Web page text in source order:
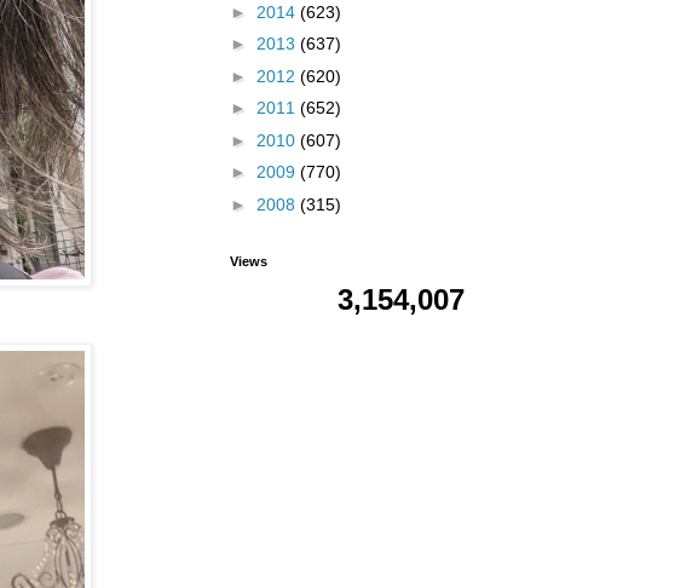
► 2014 (623)
► 2013 (637)
► 2012 (620)
► 2011 (652)
► 2010 (607)
► 2009 (770)
► 2008 (315)
Views
3,154,007